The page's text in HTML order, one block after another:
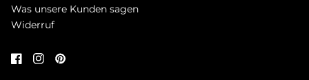
Was unsere Kunden sagen
Widerruf